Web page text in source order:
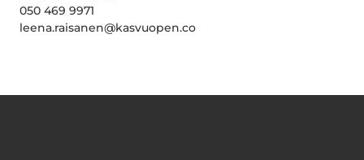
050 469 9971
leena.raisanen@kasvuopen.co